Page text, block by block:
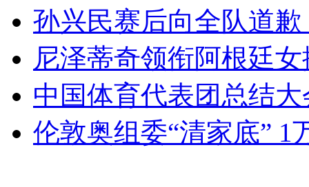
孙兴民赛后向全队道
尼泽蒂奇领衔阿根廷
中国体育代表团总结
伦敦奥组委“清家底” 1